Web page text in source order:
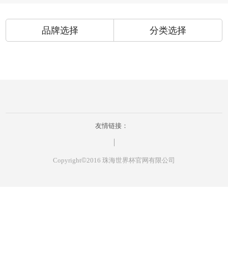
品牌选择 分类选择
友情链接：
Copyright©2016 珠海世界杯官网有限公司